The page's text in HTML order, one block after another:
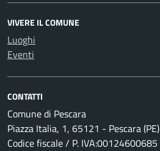
VIVERE IL COMUNE
Luoghi
Eventi
CONTATTI
Comune di Pescara
Piazza Italia, 1, 65121 - Pescara (PE)
Codice fiscale / P. IVA:00124600685